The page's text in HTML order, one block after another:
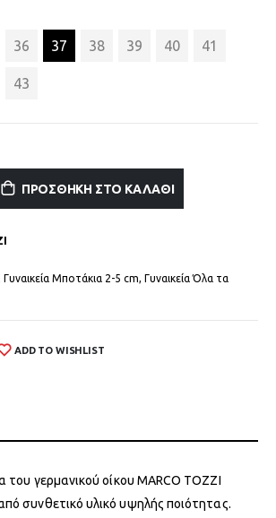
36 37 38 39 40 41
43
ΠΡΟΣΘΗΚΗ ΣΤΟ ΚΑΛΑΘΙ
Γυναικεία Μποτάκια 2-5 cm, Γυναικεία Όλα τα
ADD TO WISHLIST
του γερμανικού οίκου MARCO TOZZI
συνθετικό υλικό υψηλής ποιότητας.